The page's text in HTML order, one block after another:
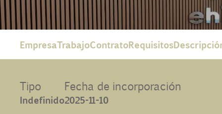
Futuro alumnado
Contacto
EmpresaTrabajoContratoRequisitos
Tipo
Indefinido
Fecha de incorporación
2025-11-10